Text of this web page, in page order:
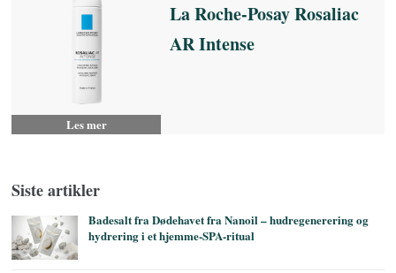
La Roche-Posay Rosaliac
AR Intense
Les mer
Siste artikler
Badesalt fra Dødehavet fra Nanoil – hudregenerering og
hydrering i et hjemme-SPA-ritual